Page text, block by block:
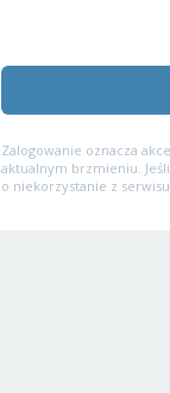
Zalogowanie oznacza
aktualnym brzmieniu.
o niekorzystanie z